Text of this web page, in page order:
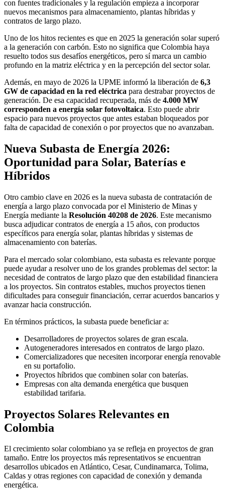
con fuentes tradicionales y la regulación empieza a incorporar
nuevos mecanismos para almacenamiento, plantas híbridas y
contratos de largo plazo.
Uno de los hitos recientes es que en 2025 la generación solar superó
a la generación con carbón. Esto no significa que Colombia haya
resuelto todos sus desafíos energéticos, pero sí marca un cambio
profundo en la matriz eléctrica y en la percepción del sector solar.
Además, en mayo de 2026 la UPME informó la liberación de 6,3
GW de capacidad en la red eléctrica para destrabar proyectos de
generación. De esa capacidad recuperada, más de 4.000 MW
corresponden a energía solar fotovoltaica. Esto puede abrir
espacio para nuevos proyectos que antes estaban bloqueados por
falta de capacidad de conexión o por proyectos que no avanzaban.
Nueva Subasta de Energía 2026:
Oportunidad para Solar, Baterías e
Híbridos
Otro cambio clave en 2026 es la nueva subasta de contratación de
energía a largo plazo convocada por el Ministerio de Minas y
Energía mediante la Resolución 40208 de 2026. Este mecanismo
busca adjudicar contratos de energía a 15 años, con productos
específicos para energía solar, plantas híbridas y sistemas de
almacenamiento con baterías.
Para el mercado solar colombiano, esta subasta es relevante porque
puede ayudar a resolver uno de los grandes problemas del sector: la
necesidad de contratos de largo plazo que den estabilidad financiera
a los proyectos. Sin contratos estables, muchos proyectos tienen
dificultades para conseguir financiación, cerrar acuerdos bancarios y
avanzar hacia construcción.
En términos prácticos, la subasta puede beneficiar a:
Desarrolladores de proyectos solares de gran escala.
Autogeneradores interesados en contratos de largo plazo.
Comercializadores que necesiten incorporar energía renovable
en su portafolio.
Proyectos híbridos que combinen solar con baterías.
Empresas con alta demanda energética que busquen
estabilidad tarifaria.
Proyectos Solares Relevantes en
Colombia
El crecimiento solar colombiano ya se refleja en proyectos de gran
tamaño. Entre los proyectos más representativos se encuentran
desarrollos ubicados en Atlántico, Cesar, Cundinamarca, Tolima,
Caldas y otras regiones con capacidad de conexión y demanda
energética.